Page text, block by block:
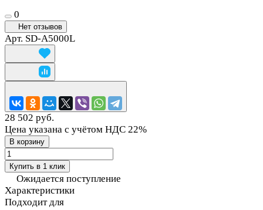
0
Нет отзывов
Арт. SD-A5000L
28 502 руб.
Цена указана с учётом НДС 22%
В корзину
Купить в 1 клик
Ожидается поступление
Характеристики
Подходит для